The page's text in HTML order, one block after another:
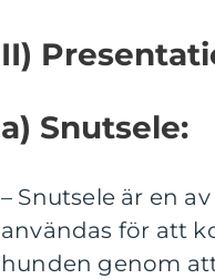
II)
a) Snutsele:
– Snutsele är en
användas för att
hunden genom